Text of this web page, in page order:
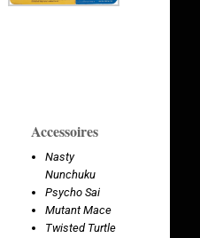
Accessoires
Nasty
Nunchuku
Psycho Sai
Mutant Mace
Twisted Turtle